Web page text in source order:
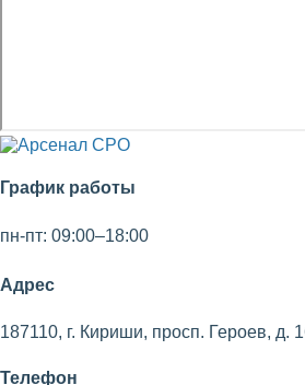
График работы
пн-пт: 09:00–18:00
Адрес
187110, г. Кириши, просп. Героев, д.
Телефон